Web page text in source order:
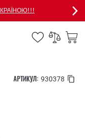
АРТИКУЛ: 930378